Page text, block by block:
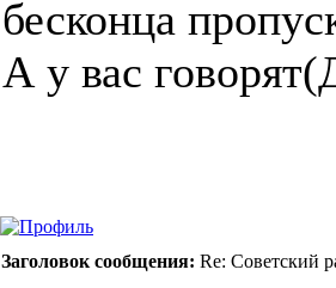
бесконца
А у вас
Заголовок сообщения: Re: Советский